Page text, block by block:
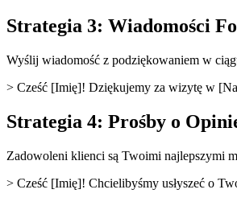
Strategia 3: Wiadomości
Wyślij wiadomość z podziękowaniem w
> Cześć [Imię]! Dziękujemy za wizytę w
Strategia 4: Prośby o
Zadowoleni klienci są Twoimi najlepszymi
> Cześć [Imię]! Chcielibyśmy usłyszeć o